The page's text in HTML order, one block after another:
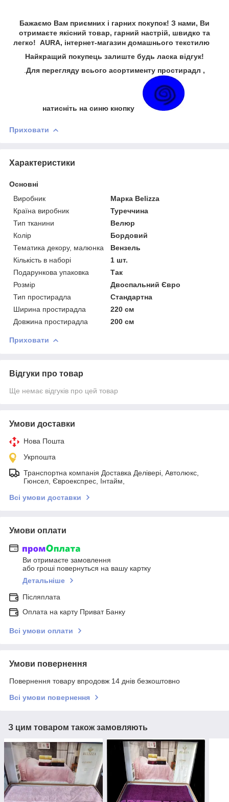
Бажаємо Вам приємних і гарних покупок! З нами, Ви
отримаєте якісний товар, гарний настрій, швидко та
легко! AURA, інтернет-магазин домашнього текстилю
Найкращий покупець залиште будь ласка відгук!
Для перегляду всього асортименту простирадл ,
натисніть на синю кнопку
Приховати
Характеристики
Основні
Виробник
Марка Belizza
Країна виробник
Туреччина
Тип тканини
Велюр
Колір
Бордовий
Тематика декору, малюнка
Вензель
Кількість в наборі
1 шт.
Подарункова упаковка
Так
Розмір
Двоспальний Євро
Тип простирадла
Стандартна
Ширина простирадла
220 см
Довжина простирадла
200 см
Приховати
Відгуки про товар
Ще немає відгуків про цей товар
Умови доставки
Нова Пошта
Укрпошта
Транспортна компанія Доставка Делівері, Автолюкс,
Гюнсел, Євроекспрес, Інтайм,
Всі умови доставки
Умови оплати
Ви отримаєте замовлення
або гроші повернуться на вашу картку
Детальніше
Післяплата
Оплата на карту Приват Банку
Всі умови оплати
Умови повернення
Повернення товару впродовж 14 днів безкоштовно
Всі умови повернення
З цим товаром також замовляють